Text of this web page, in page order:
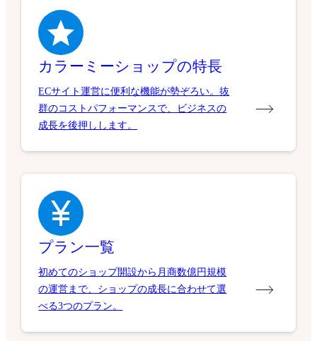
カラーミーショップの特長
ECサイト運営に便利な機能が勢ぞろい。抜
群のコストパフォーマンスで、ビジネスの
成長を後押しします。
プラン一覧
初めてのショップ開設から月商数億円規模
の運営まで、ショップの成長に合わせて選
べる3つのプラン。